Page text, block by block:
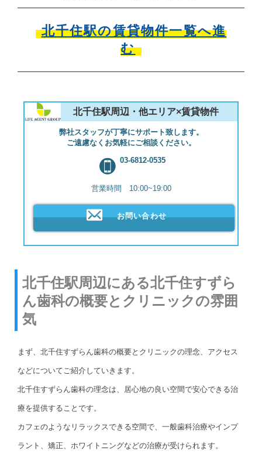
北千住駅の賃貸物件一覧へ進
む
北千住駅周辺・他エリア×賃貸物件
弊社スタッフが丁寧にサポート致します。
ご遠慮なくお気軽にご相談ください。
03-6812-0535
営業時間 10:00~19:00
お問い合わせ
北千住駅周辺にある北千住すずら
ん歯科の概要とクリニックの雰囲
気
まず、北千住すずらん歯科の概要とクリニックの理念、アクセス
などについてご紹介していきます。
北千住すずらん歯科の理念は、居心地の良い空間で安心できる治
療を提供することです。
カフェのようなリラックスできる空間で、一般歯科治療やインプ
ラント、矯正、ホワイトニングなどの治療が受けられます。